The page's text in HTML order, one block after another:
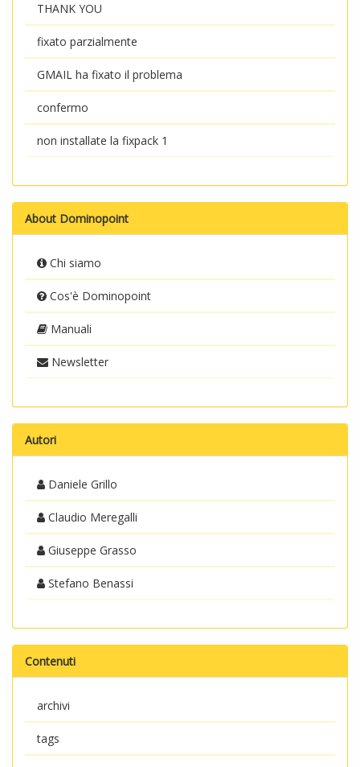
THANK YOU
fixato parzialmente
GMAIL ha fixato il problema
confermo
non installate la fixpack 1
About Dominopoint
Chi siamo
Cos'è Dominopoint
Manuali
Newsletter
Autori
Daniele Grillo
Claudio Meregalli
Giuseppe Grasso
Stefano Benassi
Contenuti
archivi
tags